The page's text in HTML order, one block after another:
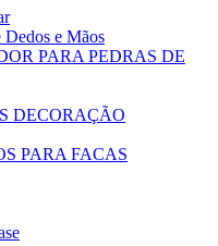
Dedos e Mãos
PARA PEDRAS DE
DECORAÇÃO
PARA FACAS